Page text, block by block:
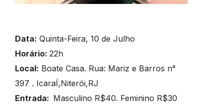
Data: Quinta-Feira, 10 de Julho
Horário: 22h
Local: Boate Casa. Rua: Mariz e Barros n°
397 . IcaraÍ,Niterói,RJ
Entrada: Masculino R$40. Feminino R$30